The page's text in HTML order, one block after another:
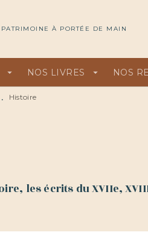
À PORTÉE DE MAIN
arrow_drop_down NOS LIVRES arrow_drop_down NOS
• Histoire
les écrits du XVIIe,